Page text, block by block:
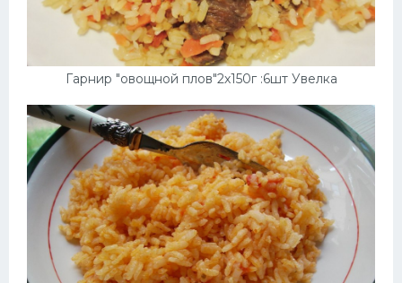
Гарнир "овощной плов"2х150г :6шт Увелка